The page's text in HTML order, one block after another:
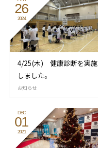
26
2024
4/25(木) 健康診断を実施
しました。
お知らせ
DEC
01
2021